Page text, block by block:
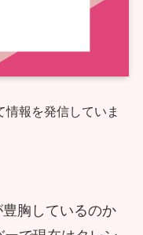
報を発信していま
胸しているのか